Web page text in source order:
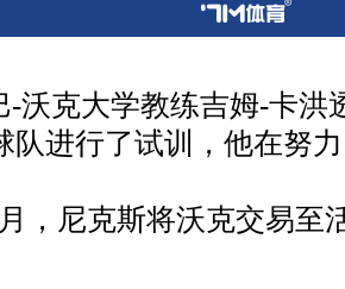
克大学教练吉姆-卡洪
队进行了试训，他在努
尼克斯将沃克交易至